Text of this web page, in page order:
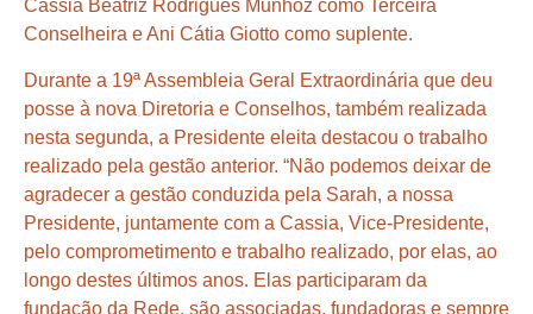
Cassia Beatriz Rodrigues Munhoz como Terceira
Conselheira e Ani Cátia Giotto como suplente.
Durante a 19ª Assembleia Geral Extraordinária que deu
posse à nova Diretoria e Conselhos, também realizada
nesta segunda, a Presidente eleita destacou o trabalho
realizado pela gestão anterior. “Não podemos deixar de
agradecer a gestão conduzida pela Sarah, a nossa
Presidente, juntamente com a Cassia, Vice-Presidente,
pelo comprometimento e trabalho realizado, por elas, ao
longo destes últimos anos. Elas participaram da
fundação da Rede, são associadas, fundadoras e sempre